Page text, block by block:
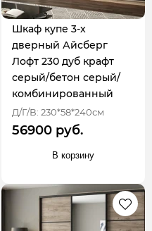
Шкаф купе 3-х
дверный Айсберг
Лофт 230 дуб крафт
серый/бетон серый/
комбинированный
Д/Г/В: 230*58*240см
56900 руб.
В корзину